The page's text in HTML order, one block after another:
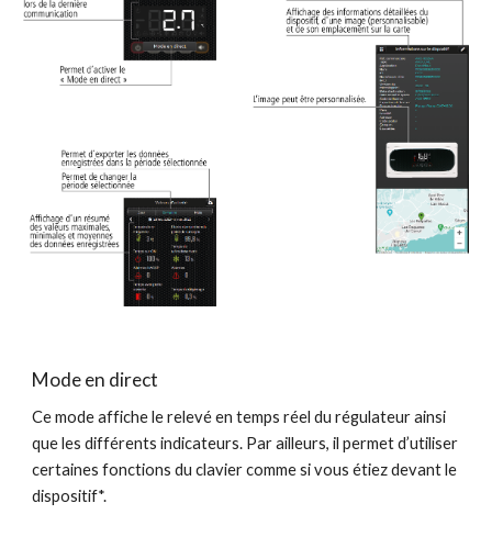
Mode en direct
Ce mode affiche le relevé en temps réel du régulateur ainsi
que les différents indicateurs. Par ailleurs, il permet d’utiliser
certaines fonctions du clavier comme si vous étiez devant le
dispositif*.